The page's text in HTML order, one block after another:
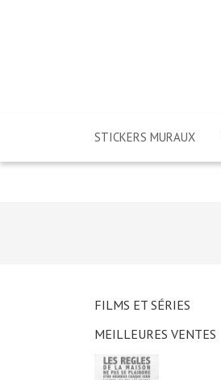
STICKERS MURAUX
FILMS ET SÉRIES
MEILLEURES VENTES